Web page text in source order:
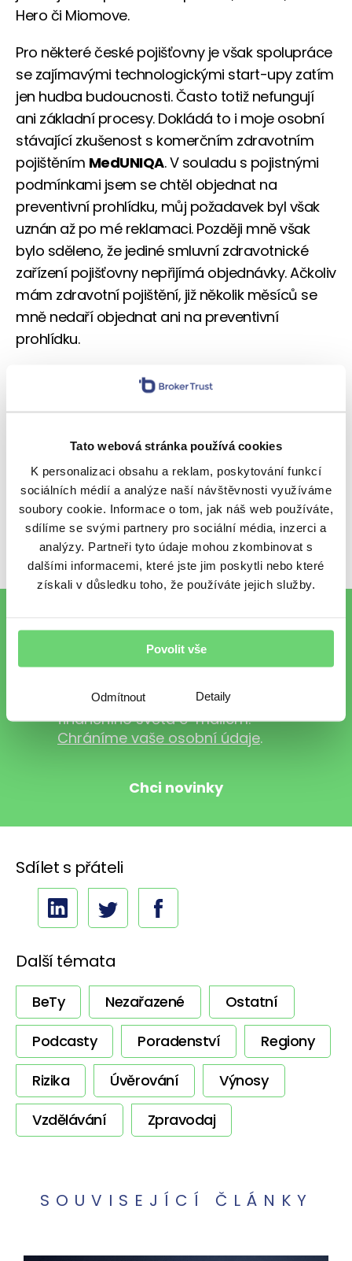
Detaily
Tato webová stránka používá cookies
K personalizaci obsahu a reklam, poskytování funkcí
sociálních médií a analýze naší návštěvnosti využíváme
soubory cookie. Informace o tom, jak náš web používáte,
sdílíme se svými partnery pro sociální média, inzerci a
analýzy. Partneři tyto údaje mohou zkombinovat s
dalšími informacemi, které jste jim poskytli nebo které
získali v důsledku toho, že používáte jejich služby.
Povolit vše
Odmítnout
Hero či Miomove.
Pro některé české pojišťovny je však spolupráce
se zajímavými technologickými start-upy zatím
jen hudba budoucnosti. Často totiž nefungují
ani základní procesy. Dokládá to i moje osobní
stávající zkušenost s komerčním zdravotním
pojištěním MedUNIQA. V souladu s pojistnými
podmínkami jsem se chtěl objednat na
preventivní prohlídku, můj požadavek byl však
uznán až po mé reklamaci. Později mně však
bylo sděleno, že jediné smluvní zdravotnické
zařízení pojišťovny nepřijímá objednávky. Ačkoliv
mám zdravotní pojištění, již několik měsíců se
mně nedaří objednat ani na preventivní
prohlídku.
Zajímá-li vás téma využití technologií
v pojišťovnictví, mohu doporučit konferenci
koná v červnu 2020 v Amsterdamu.
https://next.digitalinsuranceagenda.com/dia-
amsterdam-2020/want-to-attend/
Dušan Šídlo, pojistný analytik Broker Trustu
Chci každý pátek vzpruhu z
finančního světa e-mailem.
Chráníme vaše osobní údaje.
Sdílet s přáteli
Další témata
BeTy Nezařazené
Ostatní
Podcasty
Poradenství
Regiony
Rizika
Úvěrování
Výnosy
Vzdělávání
Zpravodaj
SOUVISEJÍCÍ ČLÁNKY